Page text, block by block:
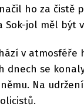
ho za čistě
jol měl být
v atmosféře
dnech se
Na